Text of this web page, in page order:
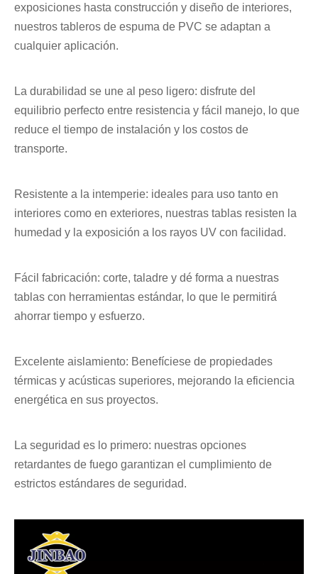
exposiciones hasta construcción y diseño de interiores,
nuestros tableros de espuma de PVC se adaptan a
cualquier aplicación.
La durabilidad se une al peso ligero: disfrute del
equilibrio perfecto entre resistencia y fácil manejo, lo que
reduce el tiempo de instalación y los costos de
transporte.
Resistente a la intemperie: ideales para uso tanto en
interiores como en exteriores, nuestras tablas resisten la
humedad y la exposición a los rayos UV con facilidad.
Fácil fabricación: corte, taladre y dé forma a nuestras
tablas con herramientas estándar, lo que le permitirá
ahorrar tiempo y esfuerzo.
Excelente aislamiento: Benefíciese de propiedades
térmicas y acústicas superiores, mejorando la eficiencia
energética en sus proyectos.
La seguridad es lo primero: nuestras opciones
retardantes de fuego garantizan el cumplimiento de
estrictos estándares de seguridad.